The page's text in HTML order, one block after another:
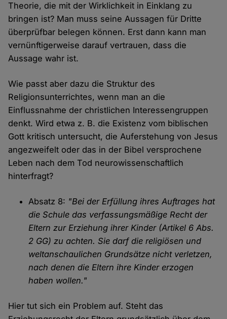
Theorie, die mit der Wirklichkeit in Einklang zu
bringen ist? Man muss seine Aussagen für Dritte
überprüfbar belegen können. Erst dann kann man
vernünftigerweise darauf vertrauen, dass die
Aussage wahr ist.
Wie passt aber dazu die Struktur des
Religionsunterrichtes, wenn man an die
Einflussnahme der christlichen Interessengruppen
denkt. Wird etwa z. B. die Existenz vom biblischen
Gott kritisch untersucht, die Auferstehung von Jesus
angezweifelt oder das in der Bibel versprochene
Leben nach dem Tod neurowissenschaftlich
hinterfragt?
Absatz 8: "Bei der Erfüllung ihres Auftrages hat
die Schule das verfassungsmäßige Recht der
Eltern zur Erziehung ihrer Kinder (Artikel 6 Abs.
2 GG) zu achten. Sie darf die religiösen und
weltanschaulichen Grundsätze nicht verletzen,
nach denen die Eltern ihre Kinder erzogen
haben wollen."
Hier tut sich ein Problem auf. Steht das